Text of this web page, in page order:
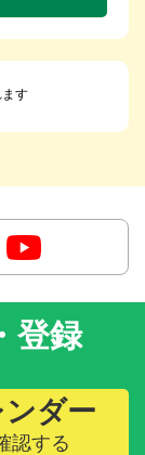
す
登録
ンダー
認する